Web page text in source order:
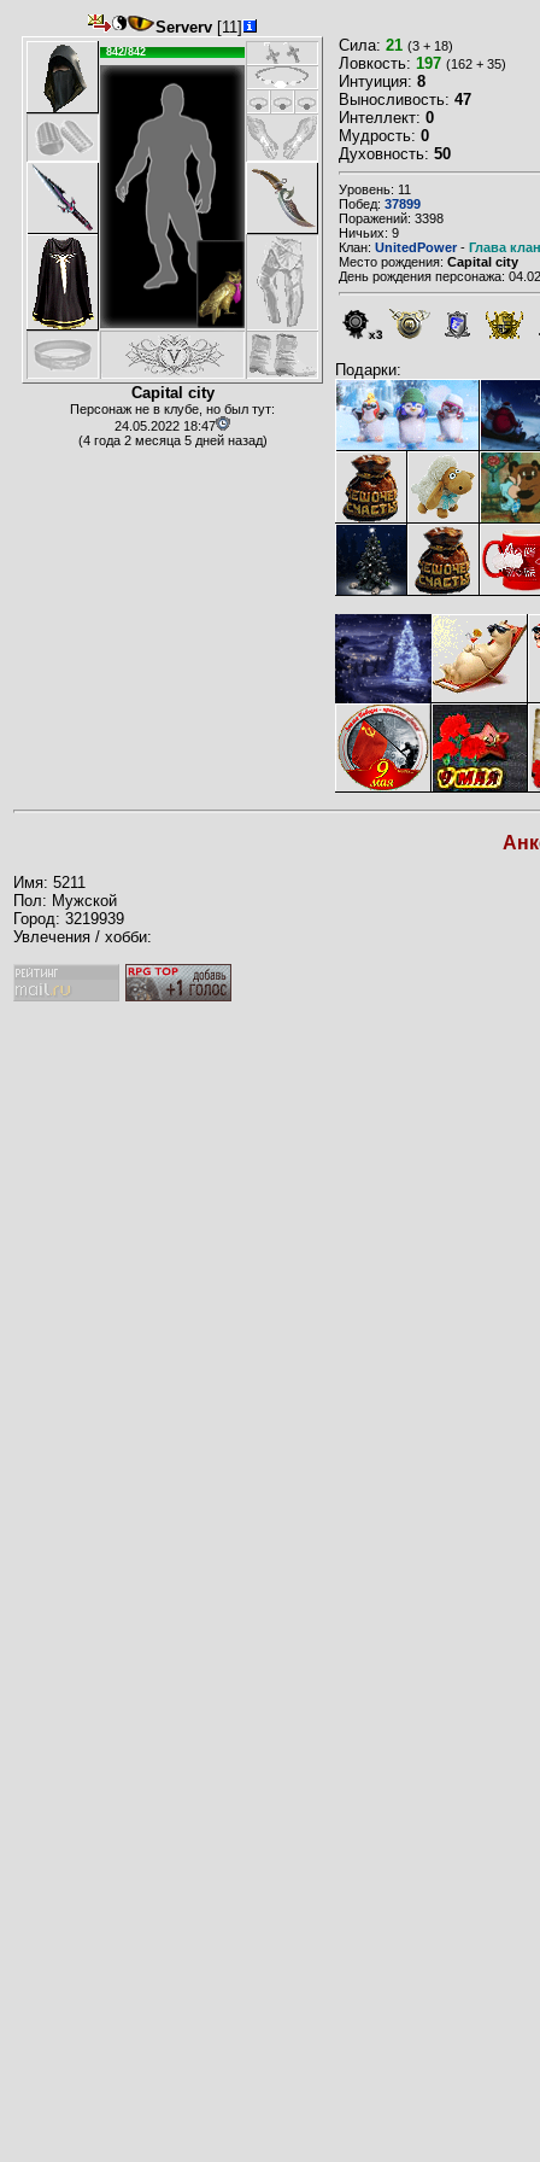
Serverv [11]
842/842
Capital city
Персонаж не в клубе, но был тут:
24.05.2022 18:47
(4 года 2 месяца 5 дней назад)
Сила: 21 (3 + 18)
Ловкость: 197 (162 + 35)
Интуиция: 8
Выносливость: 47
Интеллект: 0
Мудрость: 0
Духовность: 50
Уровень: 11
Побед: 37899
Поражений: 3398
Ничьих: 9
Клан: UnitedPower - Глава
Место рождения: Capital city
День рождения персонажа:
x3
Подарки:
Имя: 5211
Пол: Мужской
Город: 3219939
Увлечения / хобби: